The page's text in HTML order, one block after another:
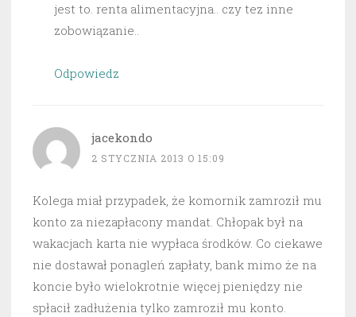
jest to. renta alimentacyjna.. czy tez inne
zobowiązanie..
Odpowiedz
jacekondo
2 STYCZNIA 2013 O 15:09
Kolega miał przypadek, że komornik zamroził mu
konto za niezapłacony mandat. Chłopak był na
wakacjach karta nie wypłaca środków. Co ciekawe
nie dostawał ponagleń zapłaty, bank mimo że na
koncie było wielokrotnie więcej pieniędzy nie
spłacił zadłużenia tylko zamroził mu konto.